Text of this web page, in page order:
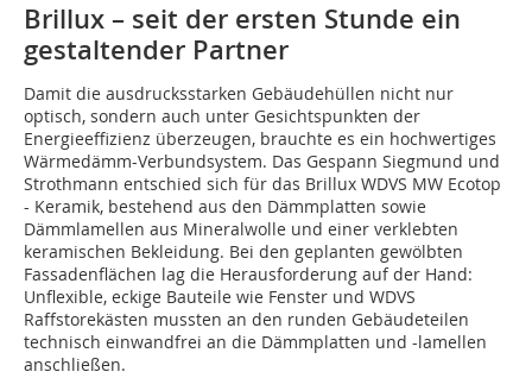
Brillux – seit der ersten Stunde ein
gestaltender Partner
Damit die ausdrucksstarken Gebäudehüllen nicht nur
optisch, sondern auch unter Gesichtspunkten der
Energieeffizienz überzeugen, brauchte es ein hochwertiges
Wärmedämm-Verbundsystem. Das Gespann Siegmund und
Strothmann entschied sich für das Brillux WDVS MW Ecotop
- Keramik, bestehend aus den Dämmplatten sowie
Dämmlamellen aus Mineralwolle und einer verklebten
keramischen Bekleidung. Bei den geplanten gewölbten
Fassadenflächen lag die Herausforderung auf der Hand:
Unflexible, eckige Bauteile wie Fenster und WDVS
Raffstorekästen mussten an den runden Gebäudeteilen
technisch einwandfrei an die Dämmplatten und -lamellen
anschließen.